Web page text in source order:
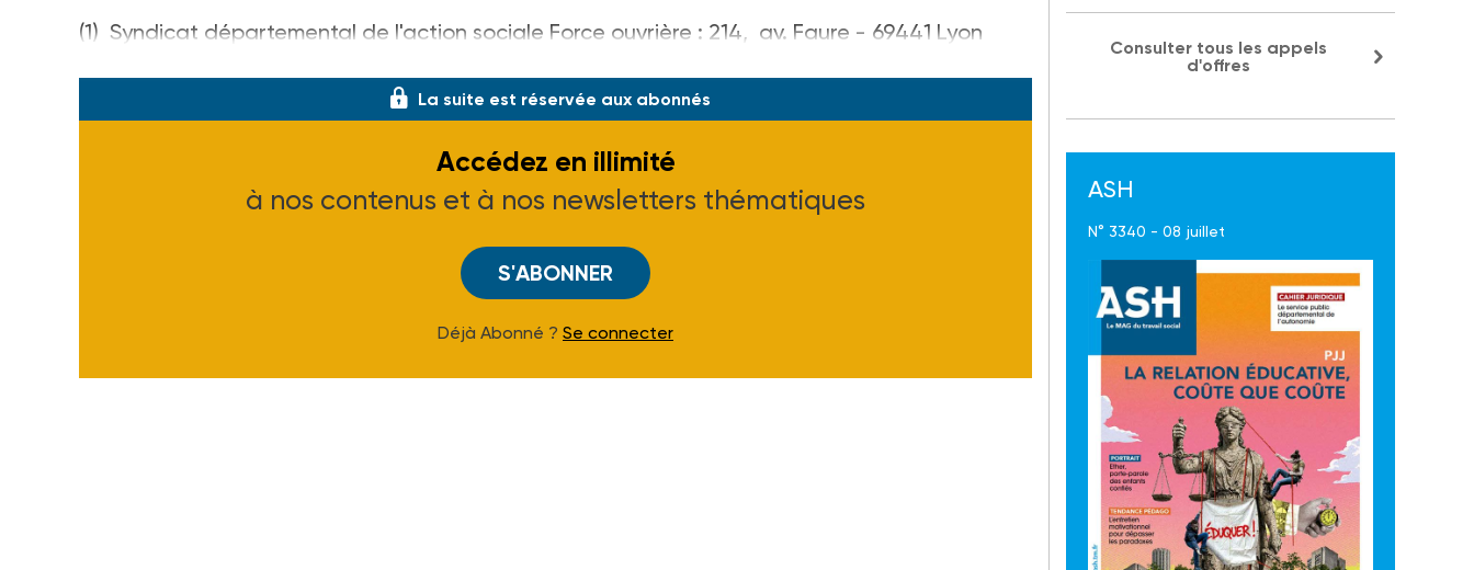
(1) Syndicat départemental de l'action sociale Force ouvrière : 214, av. Faure - 69441 Lyon
La suite est réservée aux abonnés
Accédez en illimité
à nos contenus et à nos newsletters thématiques
S'ABONNER
Déjà Abonné ? Se connecter
Consulter tous les appels
d'offres
ASH
N° 3340 - 08 juillet